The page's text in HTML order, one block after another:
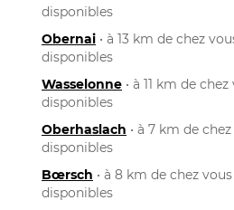
disponibles
Obernai • à 13 km de chez
disponibles
Wasselonne • à 11 km de
disponibles
Oberhaslach • à 7 km de
disponibles
Bœrsch • à 8 km de chez
disponibles